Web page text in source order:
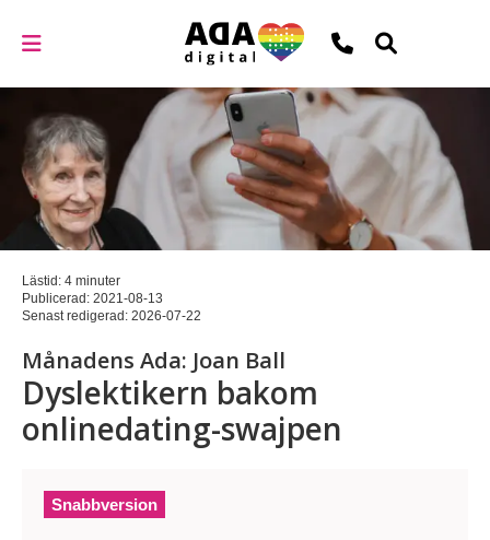
Lästid: 4 minuter
Publicerad: 2021-08-13
Senast redigerad: 2026-07-22
Månadens Ada: Joan Ball
Dyslektikern bakom
onlinedating-swajpen
Snabbversion